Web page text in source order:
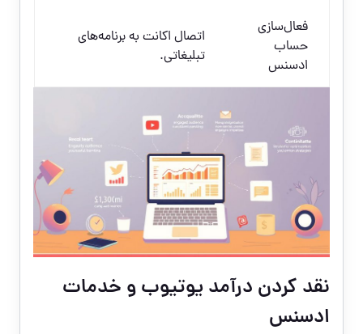
فعال‌سازی
حساب
ادسنس
اتصال اکانت به برنامه‌های
تبلیغاتی.
نقد کردن درآمد یوتیوب و خدمات
ادسنس